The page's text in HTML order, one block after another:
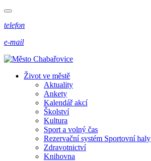
telefon
e-mail
Život ve městě
Aktuality
Ankety
Kalendář akcí
Školství
Kultura
Sport a volný čas
Rezervační systém Sportovní haly
Zdravotnictví
Knihovna